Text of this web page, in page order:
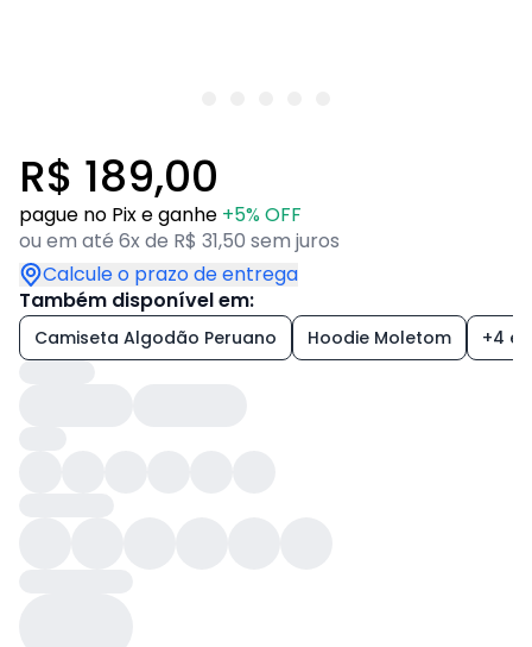
R$ 189,00
pague no Pix e ganhe +5% OFF
ou em até 6x de R$ 31,50 sem juros
Calcule o prazo de entrega
Também disponível em:
Camiseta Algodão Peruano Hoodie Moletom +4